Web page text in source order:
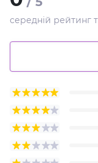
середній рейтинг